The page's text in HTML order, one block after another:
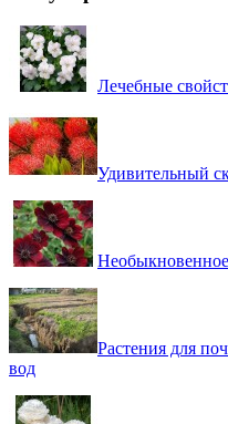
Лечебные
Удивительный
Растения для
вод